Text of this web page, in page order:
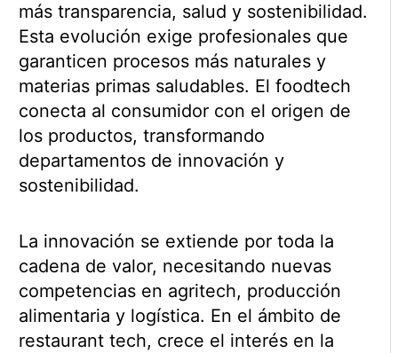
más transparencia, salud y sostenibilidad.
Esta evolución exige profesionales que
garanticen procesos más naturales y
materias primas saludables. El foodtech
conecta al consumidor con el origen de
los productos, transformando
departamentos de innovación y
sostenibilidad.
La innovación se extiende por toda la
cadena de valor, necesitando nuevas
competencias en agritech, producción
alimentaria y logística. En el ámbito de
restaurant tech, crece el interés en la